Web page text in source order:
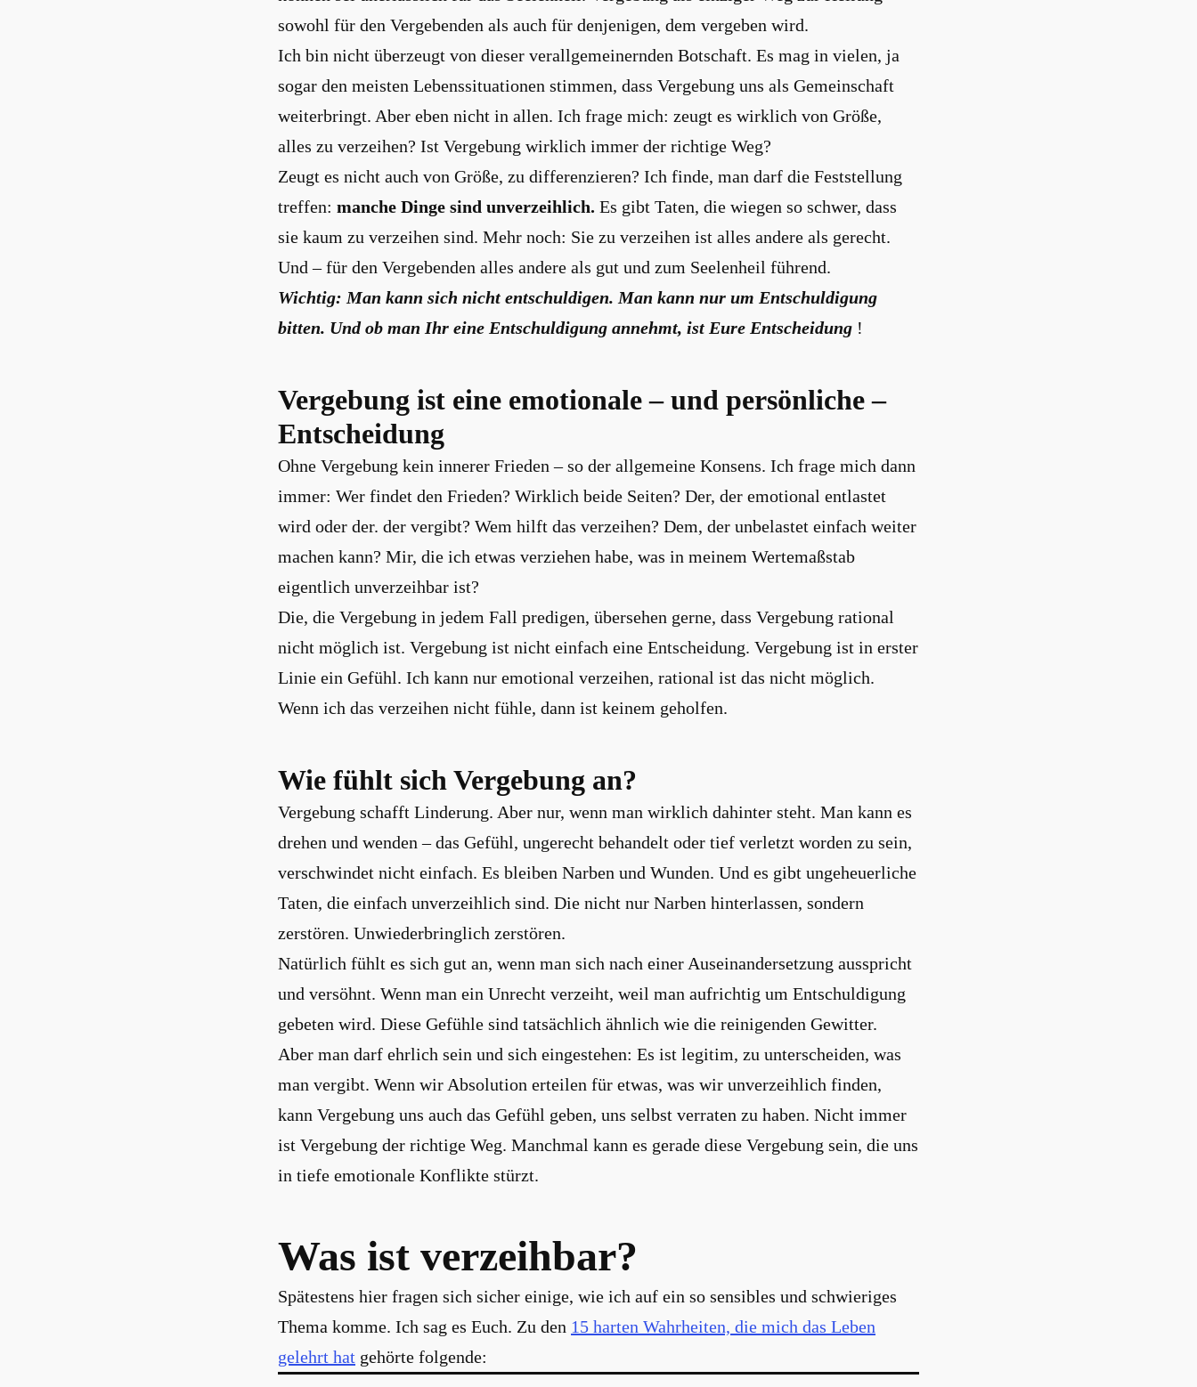
sowohl für den Vergebenden als auch für denjenigen, dem vergeben wird.
Ich bin nicht überzeugt von dieser verallgemeinernden Botschaft. Es mag in vielen, ja
sogar den meisten Lebenssituationen stimmen, dass Vergebung uns als Gemeinschaft
weiterbringt. Aber eben nicht in allen. Ich frage mich: zeugt es wirklich von Größe,
alles zu verzeihen? Ist Vergebung wirklich immer der richtige Weg?
Zeugt es nicht auch von Größe, zu differenzieren? Ich finde, man darf die Feststellung
treffen: manche Dinge sind unverzeihlich. Es gibt Taten, die wiegen so schwer, dass
sie kaum zu verzeihen sind. Mehr noch: Sie zu verzeihen ist alles andere als gerecht.
Und – für den Vergebenden alles andere als gut und zum Seelenheil führend.
Wichtig: Man kann sich nicht entschuldigen. Man kann nur um Entschuldigung
bitten. Und ob man Ihr eine Entschuldigung annehmt, ist Eure Entscheidung !
Vergebung ist eine emotionale – und persönliche –
Entscheidung
Ohne Vergebung kein innerer Frieden – so der allgemeine Konsens. Ich frage mich dann
immer: Wer findet den Frieden? Wirklich beide Seiten? Der, der emotional entlastet
wird oder der. der vergibt? Wem hilft das verzeihen? Dem, der unbelastet einfach weiter
machen kann? Mir, die ich etwas verziehen habe, was in meinem Wertemaßstab
eigentlich unverzeihbar ist?
Die, die Vergebung in jedem Fall predigen, übersehen gerne, dass Vergebung rational
nicht möglich ist. Vergebung ist nicht einfach eine Entscheidung. Vergebung ist in erster
Linie ein Gefühl. Ich kann nur emotional verzeihen, rational ist das nicht möglich.
Wenn ich das verzeihen nicht fühle, dann ist keinem geholfen.
Wie fühlt sich Vergebung an?
Vergebung schafft Linderung. Aber nur, wenn man wirklich dahinter steht. Man kann es
drehen und wenden – das Gefühl, ungerecht behandelt oder tief verletzt worden zu sein,
verschwindet nicht einfach. Es bleiben Narben und Wunden. Und es gibt ungeheuerliche
Taten, die einfach unverzeihlich sind. Die nicht nur Narben hinterlassen, sondern
zerstören. Unwiederbringlich zerstören.
Natürlich fühlt es sich gut an, wenn man sich nach einer Auseinandersetzung ausspricht
und versöhnt. Wenn man ein Unrecht verzeiht, weil man aufrichtig um Entschuldigung
gebeten wird. Diese Gefühle sind tatsächlich ähnlich wie die reinigenden Gewitter.
Aber man darf ehrlich sein und sich eingestehen: Es ist legitim, zu unterscheiden, was
man vergibt. Wenn wir Absolution erteilen für etwas, was wir unverzeihlich finden,
kann Vergebung uns auch das Gefühl geben, uns selbst verraten zu haben. Nicht immer
ist Vergebung der richtige Weg. Manchmal kann es gerade diese Vergebung sein, die uns
in tiefe emotionale Konflikte stürzt.
Was ist verzeihbar?
Spätestens hier fragen sich sicher einige, wie ich auf ein so sensibles und schwieriges
Thema komme. Ich sag es Euch. Zu den 15 harten Wahrheiten, die mich das Leben
gelehrt hat gehörte folgende: